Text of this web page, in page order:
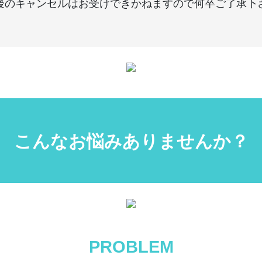
のキャンセルはお受けできかねますので何卒ご了承下
こんなお悩みありませんか？
PROBLEM